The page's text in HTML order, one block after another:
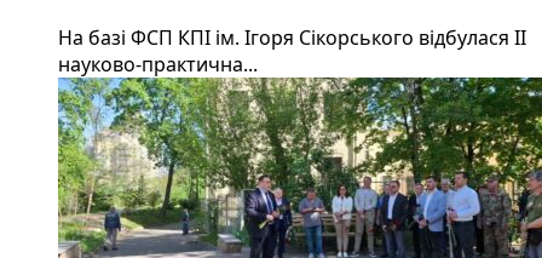
На базі ФСП КПІ ім. Ігоря Сікорського відбулася ІІ
науково-практична...